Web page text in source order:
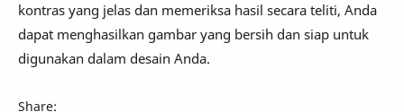
kontras yang jelas dan memeriksa hasil secara teliti, Anda
dapat menghasilkan gambar yang bersih dan siap untuk
digunakan dalam desain Anda.